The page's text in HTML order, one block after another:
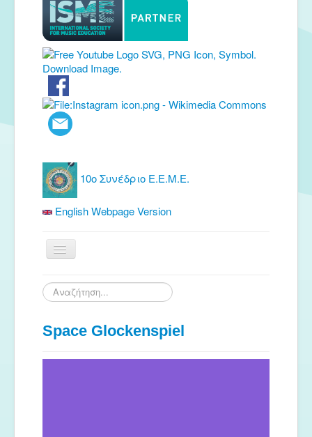
10ο Συνέδριο Ε.Ε.Μ.Ε.
English Webpage Version
Αρχική
Δωρεάν Υλικό
Αναζήτηση...
Space Glockenspiel